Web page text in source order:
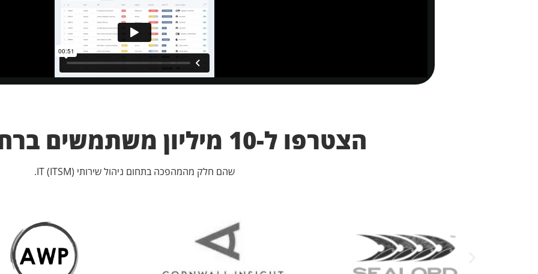
הצטרפו ל-10 מיליון משתמשים ברחבי העולם
שהם חלק מהמהפכה בתחום ניהול שירותי IT (ITSM).